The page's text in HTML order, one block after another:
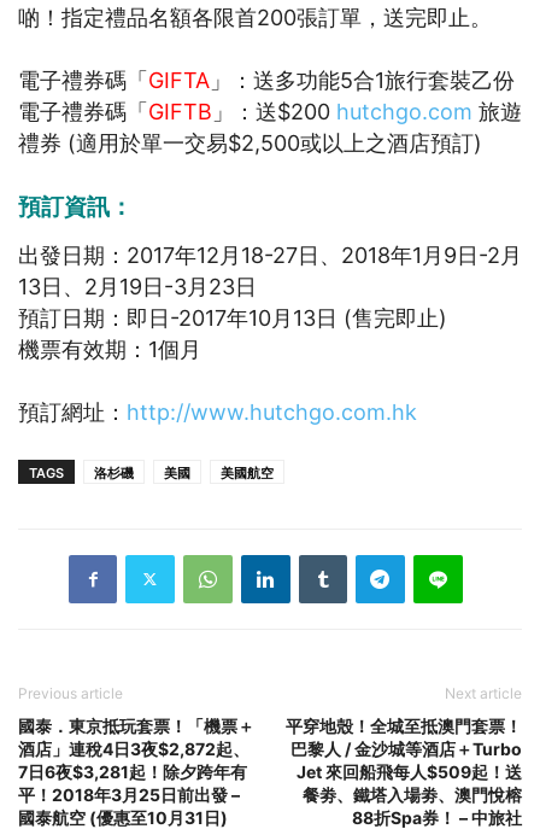
啲！指定禮品名額各限首200張訂單，送完即止。
電子禮券碼「 GIFTA 」：送多功能5合1旅行套裝乙份
電子禮券碼「 GIFTB 」：送$200 hutchgo.com 旅遊
禮券 (適用於單一交易$2,500或以上之酒店預訂)
預訂資訊：
出發日期：2017年12月18-27日、2018年1月9日-2月
13日、2月19日-3月23日
預訂日期：即日-2017年10月13日 (售完即止)
機票有效期：1個月
預訂網址： http://www.hutchgo.com.hk
TAGS 洛杉磯 美國 美國航空
Previous article
國泰．東京抵玩套票！「機票＋
酒店」連稅4日3夜$2,872起、
7日6夜$3,281起！除夕跨年有
平！2018年3月25日前出發 –
國泰航空 (優惠至10月31日)
Next article
平穿地殼！全城至抵澳門套票！
巴黎人 / 金沙城等酒店＋Turbo
Jet 來回船飛每人$509起！送
餐劵、鐵塔入場劵、澳門悅榕
88折Spa券！ – 中旅社